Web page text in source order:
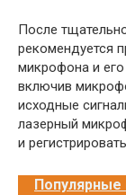
После
рекомендуется
микрофона и
включив
исходные
лазерный
и
Популярные